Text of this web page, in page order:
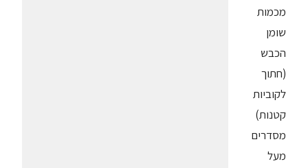
מכמות
שומן
הכבש
(חתוך
לקוביות
קטנות)
מסדרים
מעל